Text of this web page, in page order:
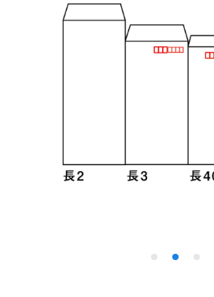
日用・事務用品
探求・自主学習のすすめ